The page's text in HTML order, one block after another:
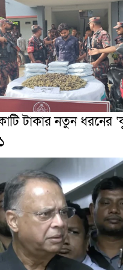
টাকার নতুন ধরনের